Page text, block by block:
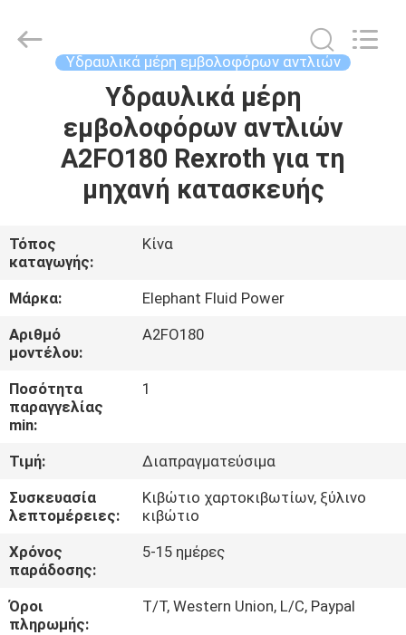
ΠΡΟΪΌΝΤΑ
ΠΕΡΊΠΟΥ
ΕΜΕΊΣ
ΓΎΡΟΣ
ΕΡΓΟΣΤΑΣΊΩΝ
ΠΟΙΟΤΙΚΌΣ
ΈΛΕΓΧΟΣ
ΜΑΣ
ΕΛΆΤΕ
ΣΕ
ΕΠΑΦΉ
ΜΕ
Power
Co.,Ltd.
Υδραυλικά μέρη εμβολοφόρων αντλιών
Υδραυλικά μέρη
εμβολοφόρων αντλιών
A2FO180 Rexroth για τη
μηχανή κατασκευής
Τόπος
καταγωγής:
Κίνα
Μάρκα:
Elephant Fluid Power
Αριθμό
μοντέλου:
A2FO180
Ποσότητα
παραγγελίας
min:
1
Τιμή:
Διαπραγματεύσιμα
Συσκευασία
λεπτομέρειες:
Κιβώτιο χαρτοκιβωτίων, ξύλινο
κιβώτιο
Χρόνος
παράδοσης:
5-15 ημέρες
Όροι
πληρωμής:
T/T, Western Union, L/C, Paypal